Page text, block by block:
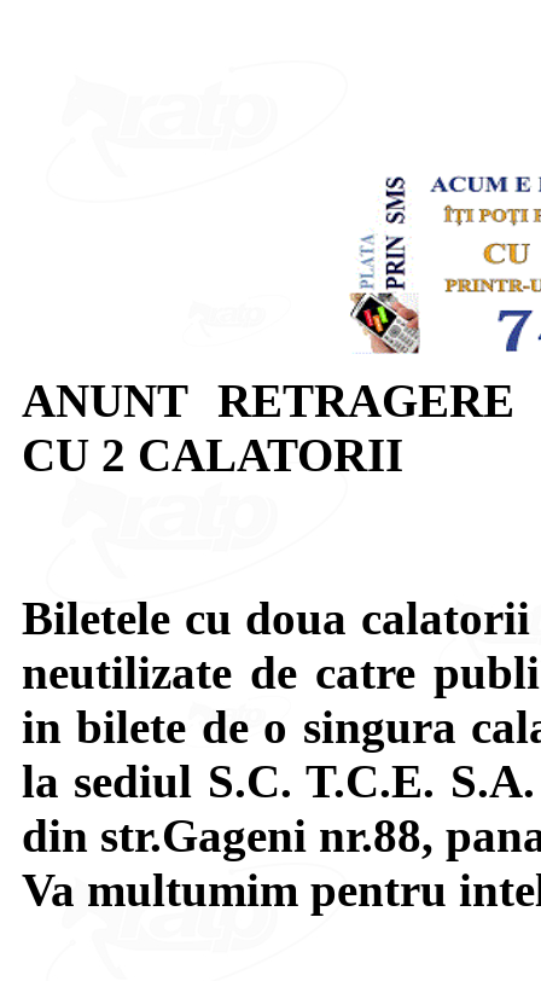
ANUNT
CU 2 CALATORII
Biletele cu doua
neutilizate de catre
in bilete de o singura
la sediul S.C. T.C.E.
din str.Gageni nr.88,
Va multumim pentru